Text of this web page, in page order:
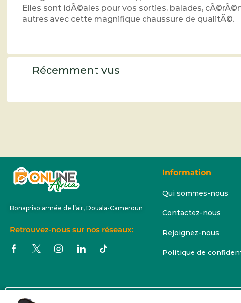
Elles sont idÃ©ales pour vos sorties, balades,
autres avec cette magnifique chaussure de qualitÃ©.
Récemment vus
Bonapriso armée de l’air, Douala-Cameroun
Retrouvez-nous sur nos réseaux:
Information
Qui sommes-nous
Contactez-nous
Rejoignez-nous
Politique de